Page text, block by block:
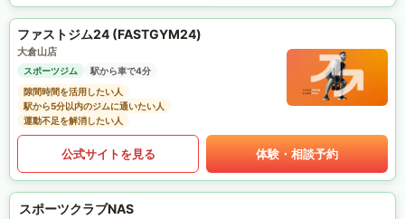
ファストジム24 (FASTGYM24)
大倉山店
スポーツジム
駅から車で4分
隙間時間を活用したい人
駅から5分以内のジムに通いたい人
運動不足を解消したい人
公式サイトを見る 体験・相談予約
スポーツクラブNAS